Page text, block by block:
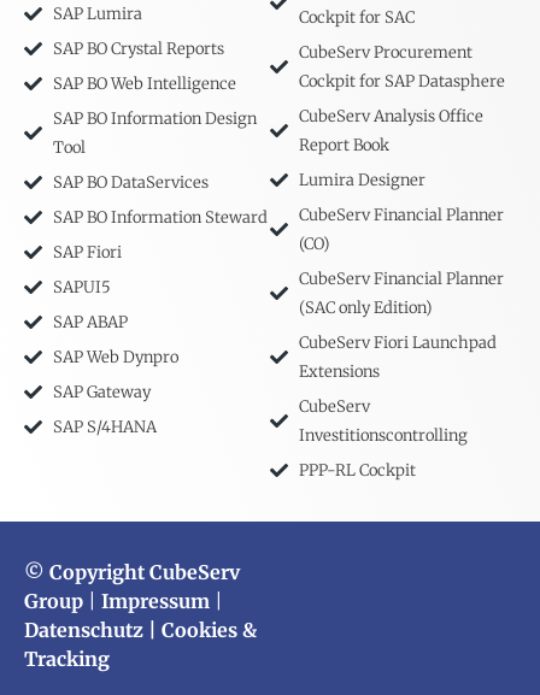
SAP Lumira
SAP BO Crystal Reports
SAP BO Web Intelligence
SAP BO Information Design
Tool
SAP BO DataServices
SAP BO Information Steward
SAP Fiori
SAPUI5
SAP ABAP
SAP Web Dynpro
SAP Gateway
SAP S/4HANA
Cockpit for SAC
CubeServ Procurement
Cockpit for SAP Datasphere
CubeServ Analysis Office
Report Book
Lumira Designer
CubeServ Financial Planner
(CO)
CubeServ Financial Planner
(SAC only Edition)
CubeServ Fiori Launchpad
Extensions
CubeServ
Investitionscontrolling
PPP-RL Cockpit
© Copyright CubeServ
Group
Impressum
Datenschutz | Cookies &
Tracking